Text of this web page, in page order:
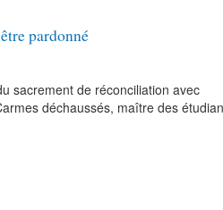
pardonné
sacrement de réconciliation avec
déchaussés, maître des